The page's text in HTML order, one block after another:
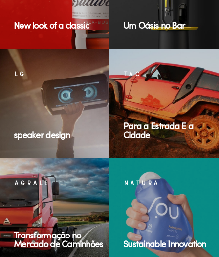
New look of a classic Um Oásis no Bar
LG
speaker design
TAC
Para a Estrada E a
Cidade
AGRALE
Transformação no
Mercado de Caminhões
NATURA
Sustainable Innovation